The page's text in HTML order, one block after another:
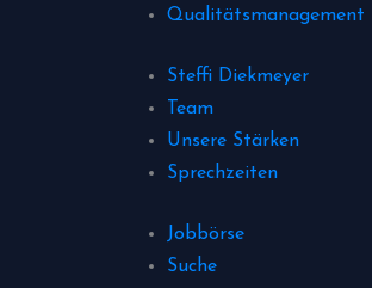
Qualitätsmanagement
Steffi Diekmeyer
Team
Unsere Stärken
Sprechzeiten
Jobbörse
Suche